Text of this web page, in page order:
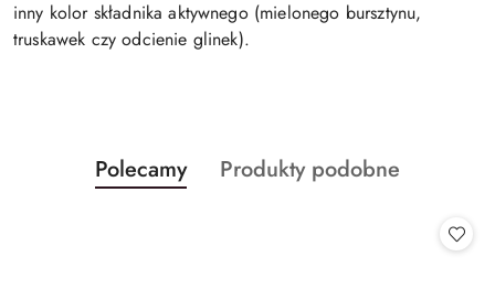
inny kolor składnika aktywnego (mielonego bursztynu,
truskawek czy odcienie glinek).
Pomiń karuzelę produktów
Produkty
o
Polecamy
Produkty
Produkty podobne